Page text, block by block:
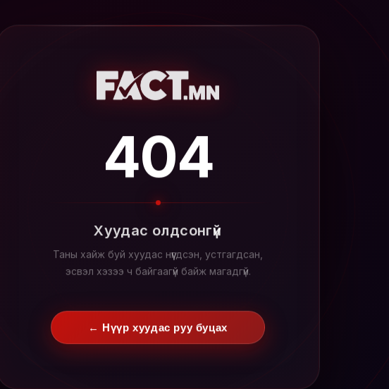
404
Хуудас олдсонгүй
Таны хайж буй хуудас нүүгдсэн, устгагдсан,
эсвэл хэзээ ч байгаагүй байж магадгүй.
← Нүүр хуудас руу буцах